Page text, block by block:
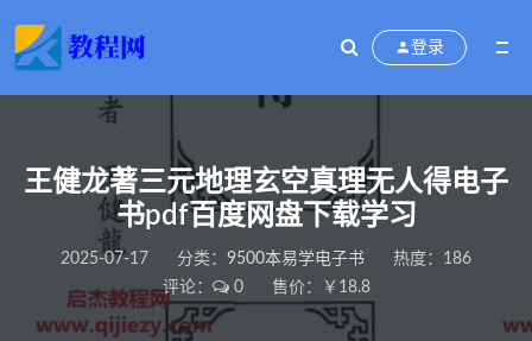
登录
王健龙著三元地理玄空真理无人得电子
书pdf百度网盘下载学习
2025-07-17 分类： 9500本易学电子书
热度：186
评论：
0 售价：￥18.8